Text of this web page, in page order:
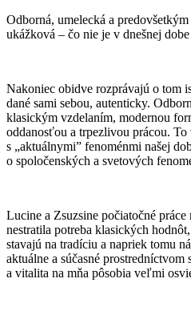
Odborná, umelecká a
ukážková – čo nie je v dnešnej
Nakoniec obidve rozprávajú o tom
dané sami sebou, autenticky.
klasickým vzdelaním, modernou
oddanosťou a trpezlivou prácou.
s „aktuálnymi” fenoménmi našej
o spoločenských a svetových
Lucine a Zsuzsine počiatočné práce
nestratila potreba klasických
stavajú na tradíciu a napriek tomu
aktuálne a súčasné
a vitalita na mňa pôsobia veľmi